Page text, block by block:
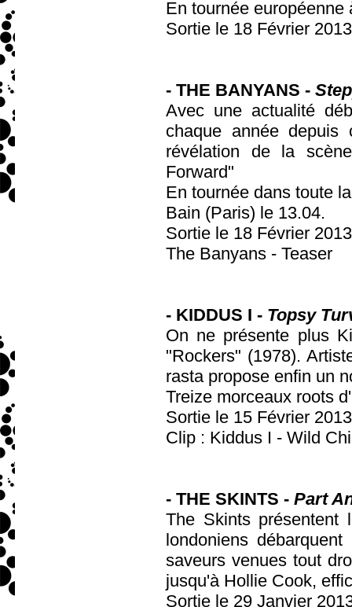
En tournée
Sortie le 18 Février
- THE BANYANS -
Avec une actualité
chaque année
révélation de la
Forward"
En tournée dans toute
Bain (Paris) le 13.04.
Sortie le 18 Février
The Banyans - Teaser
- KIDDUS I - Topsy
On ne présente plus
"Rockers" (1978).
rasta propose enfin un
Treize morceaux roots
Sortie le 15 Février
Clip : Kiddus I - Wild
- THE SKINTS - Part
The Skints présentent
londoniens
saveurs venues tout
jusqu'à Hollie Cook,
Sortie le 29 Janvier